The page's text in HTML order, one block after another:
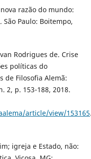
razão do mundo:
Paulo: Boitempo,
Rodrigues de. Crise
políticas do
de Filosofia Alemã:
2, p. 153-188, 2018.
article/view/153165
igreja e Estado, não: